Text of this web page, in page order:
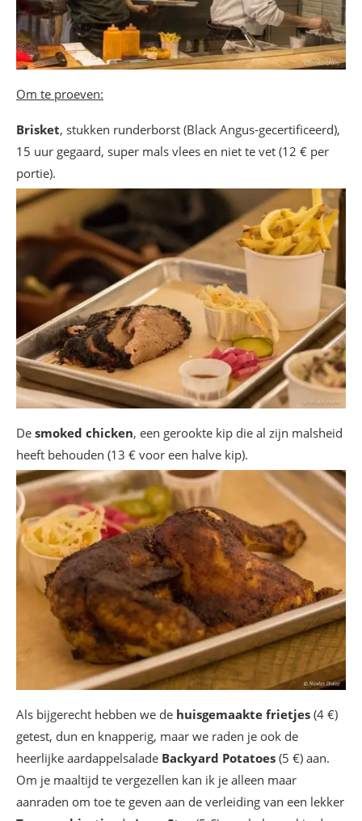
Om te proeven:
Brisket, stukken runderborst (Black Angus-gecertificeerd),
15 uur gegaard, super mals vlees en niet te vet (12 € per
portie).
De smoked chicken, een gerookte kip die al zijn malsheid
heeft behouden (13 € voor een halve kip).
Als bijgerecht hebben we de huisgemaakte frietjes (4 €)
getest, dun en knapperig, maar we raden je ook de
heerlijke aardappelsalade Backyard Potatoes (5 €) aan.
Om je maaltijd te vergezellen kan ik je alleen maar
aanraden om toe te geven aan de verleiding van een lekker